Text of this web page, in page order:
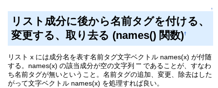
↑
リスト成分に後から名前タグを付ける、
変更する、取り去る (names() 関数)†
リスト x には成分名を表す名前タグ文字ベクトル names(x) が付随
する。names(x) の該当成分が空の文字列 "" であることが、すなわ
ち名前タグが無いということ。名前タグの追加、変更、除去はした
がって文字ベクトル names(x) を処理すれば良い。